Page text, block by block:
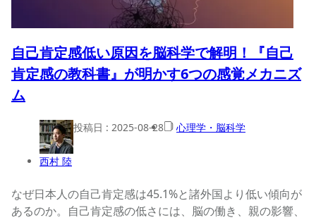
自己肯定感低い原因を脳科学で解明！『自己
肯定感の教科書』が明かす6つの感覚メカニズ
ム
西村 陸
投稿日 : 2025-08-28 心理学・脳科学
なぜ日本人の自己肯定感は45.1%と諸外国より低い傾向が
あるのか。自己肯定感の低さには、脳の働き、親の影響、